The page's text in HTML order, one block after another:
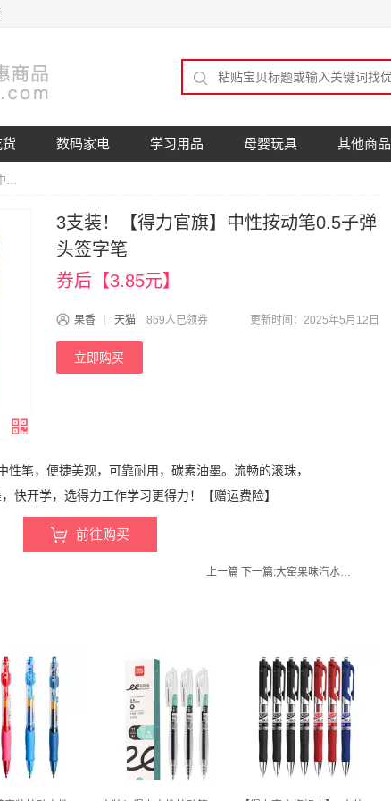
数码家电 学习用品 母婴玩具 其他商品
3支装！【得力官旗】中性按动笔0.5子弹头签字笔
3支装！【得力官旗】中性按动笔0.5子弹
头签字笔
券后【3.85元】
果香 天猫 869人已领券 更新时间：2025年5月12日
立即购买
笔，便捷美观，可靠耐用，碳素油墨。流畅的滚珠，
快开学，选得力工作学习更得力！【赠运费险】
前往购买
上一篇 下一篇: 大窑果味汽水520ml*8瓶